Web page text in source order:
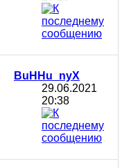
BuHHu_nyX
29.06.2021
20:38